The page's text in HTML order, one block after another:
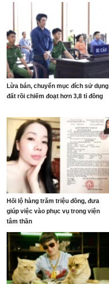
Lừa bán, chuyển mục đích sử dụng
đất rồi chiếm đoạt hơn 3,8 tỉ đồng
Hối lộ hàng trăm triệu đồng, đưa
giúp việc vào phục vụ trong viện
tâm thần